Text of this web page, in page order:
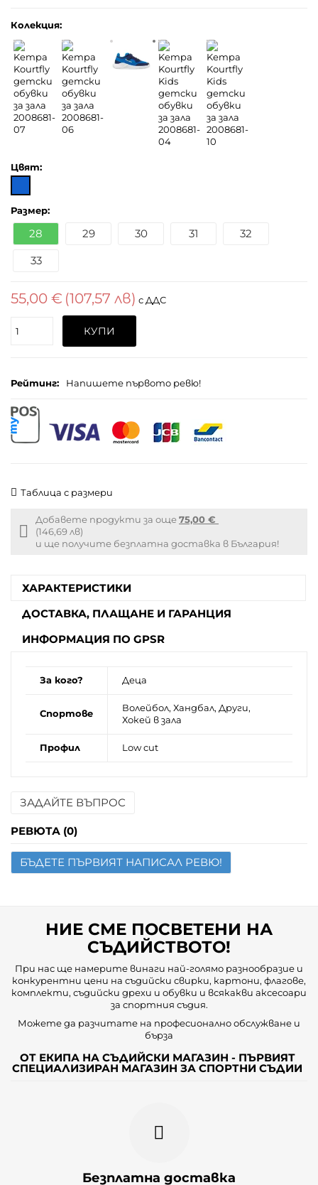
Колекция:
Цвят:
Размер:
28 29 30 31
32
33
55,00 € (107,57 лв) с ДДС
Поръчайте КУПИ
Рейтинг: Напишете първото ревю!
Таблица с размери
Free
shipping
Добавете продукти за още75,00 €
(146,69 лв)
и ще получите безплатна доставка в България!
ХАРАКТЕРИСТИКИ
ДОСТАВКА, ПЛАЩАНЕ И ГАРАНЦИЯ
ИНФОРМАЦИЯ ПО GPSR
За кого? Деца
Спортове
Волейбол, Хандбал, Други,
Хокей в зала
Профил Low cut
ЗАДАЙТЕ ВЪПРОС
Име
Имейл
РЕВЮТА (0)
БЪДЕТЕ ПЪРВИЯТ НАПИСАЛ РЕВЮ!
НИЕ СМЕ ПОСВЕТЕНИ НА
СЪДИЙСТВОТО!
При нас ще намерите винаги най-голямо разнообразие и
конкурентни цени на съдийски свирки, картони, флагове,
комплекти, съдийски дрехи и обувки и всякакви аксесоари
за спортния съдия.
Можете да разчитате на професионално обслужване и
бърза
ОТ ЕКИПА НА СЪДИЙСКИ МАГАЗИН - ПЪРВИЯТ
СПЕЦИАЛИЗИРАН МАГАЗИН ЗА СПОРТНИ СЪДИИ
Безплатна доставка